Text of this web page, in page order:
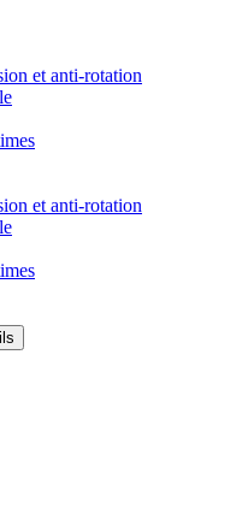
et anti-rotation
et anti-rotation